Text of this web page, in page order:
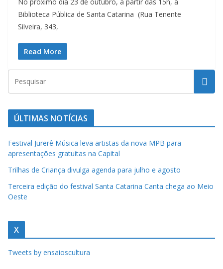
s
e
u
l
i
q
e
No próximo dia 23 de outubro, a partir das 15h, a
Biblioteca Pública de Santa Catarina (Rua Tenente
Silveira, 343,
Read More
ÚLTIMAS NOTÍCIAS
Festival Jurerê Música leva artistas da nova MPB para
apresentações gratuitas na Capital
Trilhas de Criança divulga agenda para julho e agosto
Terceira edição do festival Santa Catarina Canta chega ao Meio
Oeste
X
Tweets by ensaioscultura